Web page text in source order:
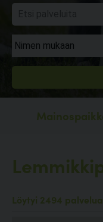
Löytyi 2494 palvelua